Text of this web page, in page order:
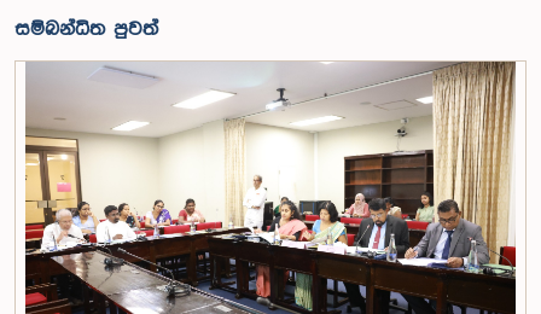
සම්බන්ධිත පුවත්